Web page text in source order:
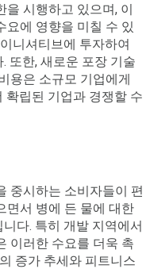
을 시행하고 있으며, 이
요에 영향을 미칠 수 있
니셔티브에 투자하여
또한, 새로운 포장 기술
용은 소규모 기업에게
확립된 기업과 경쟁할 수
중시하는 소비자들이 편
면서 병에 든 물에 대한
다. 특히 개발 지역에서
이러한 수요를 더욱 촉
증가 추세와 피트니스